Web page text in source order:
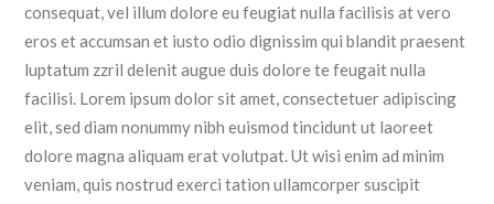
consequat, vel illum dolore eu feugiat nulla facilisis at vero
eros et accumsan et iusto odio dignissim qui blandit praesent
luptatum zzril delenit augue duis dolore te feugait nulla
facilisi. Lorem ipsum dolor sit amet, consectetuer adipiscing
elit, sed diam nonummy nibh euismod tincidunt ut laoreet
dolore magna aliquam erat volutpat. Ut wisi enim ad minim
veniam, quis nostrud exerci tation ullamcorper suscipit